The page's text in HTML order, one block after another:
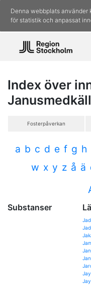
Denna webbplats använder
för statistik och anpassat
Index över
Fosterpåverkan
a b c d e f g h
w x y z å ä
Substanser